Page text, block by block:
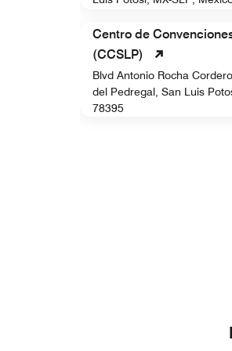
Centro de
(CCSLP)
Blvd Antonio Rocha
del Pedregal, San Luis
78395